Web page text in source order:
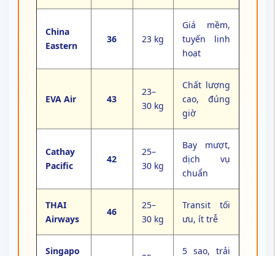
China
Eastern
36 23 kg
Giá mềm,
tuyến linh
hoạt
EVA Air 43
23–
30 kg
Chất lượng
cao, đúng
giờ
Cathay
Pacific
42
25–
30 kg
Bay mượt,
dịch vụ
chuẩn
THAI
Airways
46
25–
30 kg
Transit tối
ưu, ít trễ
Singapo
5 sao, trải